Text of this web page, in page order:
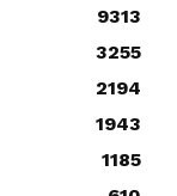
9313
3255
2194
1943
1185